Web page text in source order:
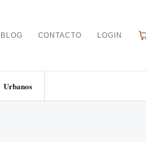
BLOG CONTACTO LOGIN
Urbanos